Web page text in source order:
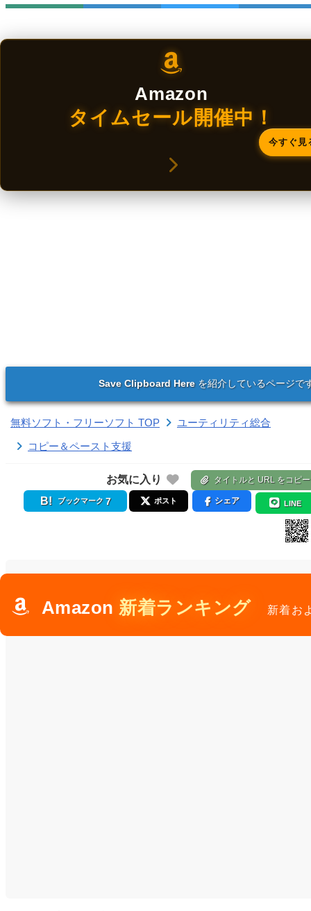
Amazon
タイムセール開催中！
今すぐ見
Save Clipboard Hereを紹介しているページで
無料ソフト・フリーソフト TOP
ユーティリティ総合
コピー＆ペースト支援
お気に入り タイトルと URL をコピー
ブックマーク 7 ポスト シェア LINE
Amazon 新着ランキング 新着お